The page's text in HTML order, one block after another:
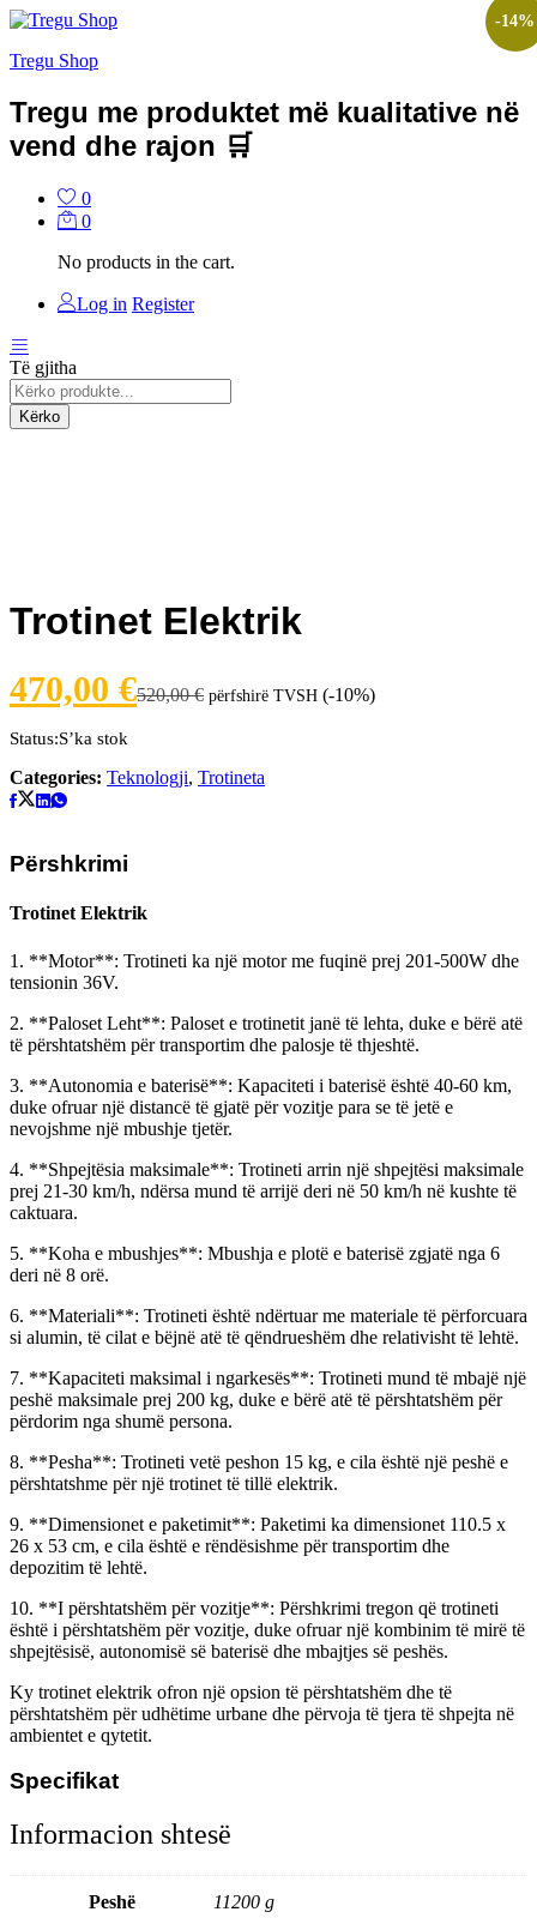
Tregu Shop
Tregu me produktet më kualitative në
vend dhe rajon 🛒
0
0
No products in the cart.
Log in Register
Të gjitha
Kërko
Trotinet Elektrik
470,00 €520,00€ përfshirë TVSH (-10%)
Status:S’ka stok
Categories: Teknologji, Trotineta
Përshkrimi
Trotinet Elektrik
1. **Motor**: Trotineti ka një motor me fuqinë prej 201-500W dhe
tensionin 36V.
2. **Paloset Leht**: Paloset e trotinetit janë të lehta, duke e bërë atë
të përshtatshëm për transportim dhe palosje të thjeshtë.
3. **Autonomia e baterisë**: Kapaciteti i baterisë është 40-60 km,
duke ofruar një distancë të gjatë për vozitje para se të jetë e
nevojshme një mbushje tjetër.
4. **Shpejtësia maksimale**: Trotineti arrin një shpejtësi maksimale
prej 21-30 km/h, ndërsa mund të arrijë deri në 50 km/h në kushte të
caktuara.
5. **Koha e mbushjes**: Mbushja e plotë e baterisë zgjatë nga 6
deri në 8 orë.
6. **Materiali**: Trotineti është ndërtuar me materiale të përforcuara
si alumin, të cilat e bëjnë atë të qëndrueshëm dhe relativisht të lehtë.
7. **Kapaciteti maksimal i ngarkesës**: Trotineti mund të mbajë një
peshë maksimale prej 200 kg, duke e bërë atë të përshtatshëm për
përdorim nga shumë persona.
8. **Pesha**: Trotineti vetë peshon 15 kg, e cila është një peshë e
përshtatshme për një trotinet të tillë elektrik.
9. **Dimensionet e paketimit**: Paketimi ka dimensionet 110.5 x
26 x 53 cm, e cila është e rëndësishme për transportim dhe
depozitim të lehtë.
10. **I përshtatshëm për vozitje**: Përshkrimi tregon që trotineti
është i përshtatshëm për vozitje, duke ofruar një kombinim të mirë të
shpejtësisë, autonomisë së baterisë dhe mbajtjes së peshës.
Ky trotinet elektrik ofron një opsion të përshtatshëm dhe të
përshtatshëm për udhëtime urbane dhe përvoja të tjera të shpejta në
ambientet e qytetit.
Specifikat
Informacion shtesë
Peshë 11200 g
-14%